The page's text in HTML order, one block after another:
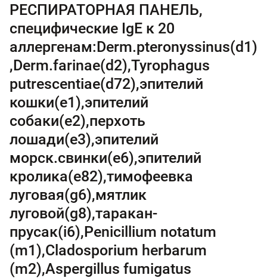
РЕСПИРАТОРНАЯ ПАНЕЛЬ,
специфические IgE к 20
аллергенам:Derm.рteronyssinus(d1)
,Derm.farinae(d2),Tyrophagus
putrescentiae(d72),эпителий
кошки(e1),эпителий
собаки(e2),перхоть
лошади(e3),эпителий
морск.свинки(e6),эпителий
кролика(e82),тимофеевка
луговая(g6),мятлик
луговой(g8),таракан-
прусак(i6),Penicillium notatum
(m1),Cladosporium herbarum
(m2),Aspergillus fumigatus